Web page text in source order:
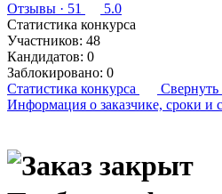
Отзывы · 51
5.0
Статистика конкурса
Участников: 48
Кандидатов: 0
Заблокировано: 0
Статистика конкурса
Свернуть
Информация о заказчике, сроки и